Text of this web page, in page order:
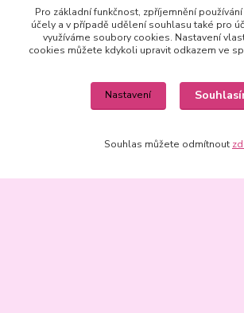
Dárek k vánocům
Dárky do 200 Kč
Dárky do 1000 Kč
Pro základní funkčnost, zpříjemnění
účely a v případě udělení souhlasu také pro
využíváme soubory cookies. Nastavení
cookies můžete kdykoli upravit odkazem ve
Nastavení
Souhlas můžete odmítnout